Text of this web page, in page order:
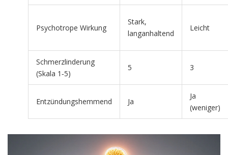
Psychotrope Wirkung
Stark,
langanhaltend
Leicht
Schmerzlinderung
(Skala 1‑5)
5 3
Entzündungshemmend Ja
Ja
(weniger)